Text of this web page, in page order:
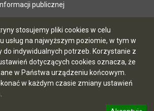
stosujemy pliki cookies w celu
usług na najwyższym poziomie, w tym w
do indywidualnych potrzeb. Korzystanie z
dotyczących cookies oznacza, że
w Państwa urządzeniu końcowym.
w każdym czasie zmiany ustawień
publicznej
BIP: 07.08.2026 12:02